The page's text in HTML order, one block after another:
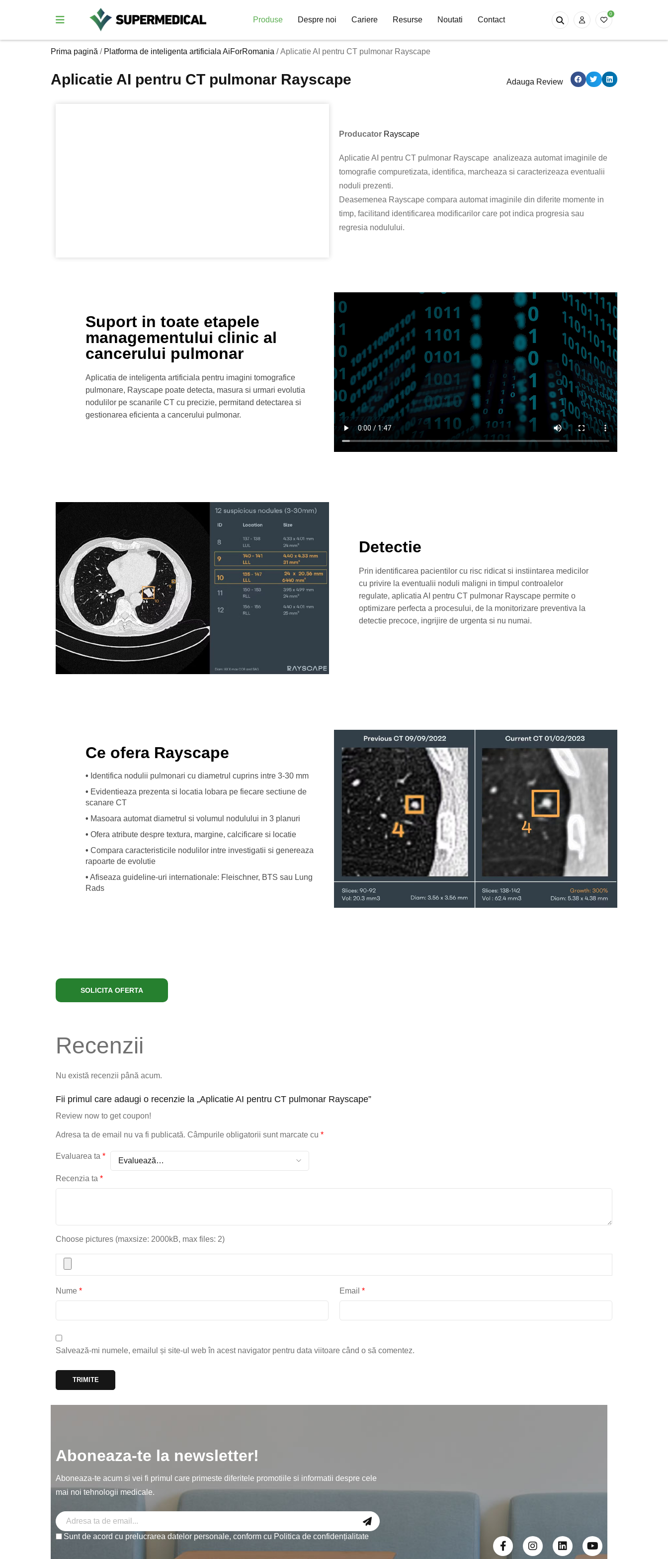
Produse Despre noi Cariere Resurse Noutati Contact
0
Prima pagină / Platforma de inteligenta artificiala AiForRomania / Aplicatie AI pentru CT pulmonar Rayscape
Aplicatie AI pentru CT pulmonar Rayscape Adauga Review
Producator Rayscape
Aplicatie AI pentru CT pulmonar Rayscape analizeaza automat imaginile de
tomografie compuretizata, identifica, marcheaza si caracterizeaza eventualii
noduli prezenti.
Deasemenea Rayscape compara automat imaginile din diferite momente in
timp, facilitand identificarea modificarilor care pot indica progresia sau
regresia nodulului.
Suport in toate etapele
managementului clinic al
cancerului pulmonar
Aplicatia de inteligenta artificiala pentru imagini tomografice
pulmonare, Rayscape poate detecta, masura si urmari evolutia
nodulilor pe scanarile CT cu precizie, permitand detectarea si
gestionarea eficienta a cancerului pulmonar.
Detectie
Prin identificarea pacientilor cu risc ridicat si instiintarea medicilor
cu privire la eventualii noduli maligni in timpul controalelor
regulate, aplicatia AI pentru CT pulmonar Rayscape permite o
optimizare perfecta a procesului, de la monitorizare preventiva la
detectie precoce, ingrijire de urgenta si nu numai.
Ce ofera Rayscape
• Identifica nodulii pulmonari cu diametrul cuprins intre 3-30 mm
• Evidentieaza prezenta si locatia lobara pe fiecare sectiune de
scanare CT
• Masoara automat diametrul si volumul nodulului in 3 planuri
• Ofera atribute despre textura, margine, calcificare si locatie
• Compara caracteristicile nodulilor intre investigatii si genereaza
rapoarte de evolutie
• Afiseaza guideline-uri internationale: Fleischner, BTS sau Lung
Rads
SOLICITA OFERTA
Recenzii
Nu există recenzii până acum.
Fii primul care adaugi o recenzie la „Aplicatie AI pentru CT pulmonar Rayscape”
Review now to get coupon!
Adresa ta de email nu va fi publicată. Câmpurile obligatorii sunt marcate cu *
Evaluarea ta *
Recenzia ta *
Choose pictures (maxsize: 2000kB, max files: 2)
Nume * Email*
Salvează-mi numele, emailul și site-ul web în acest navigator pentru data viitoare când o să comentez.
Aboneaza-te la newsletter!
Aboneaza-te acum si vei fi primul care primeste diferitele promotiile si informatii despre cele
mai noi tehnologii medicale.
Sunt de acord cu prelucrarea datelor personale, conform cu Politica de confidențialitate